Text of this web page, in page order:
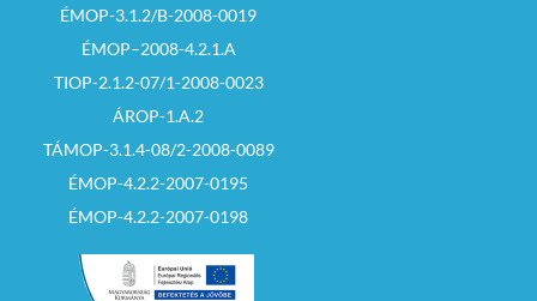
ÉMOP-3.1.2/B-2008-0019
ÉMOP–2008-4.2.1.A
TIOP-2.1.2-07/1-2008-0023
ÁROP-1.A.2
TÁMOP-3.1.4-08/2-2008-0089
ÉMOP-4.2.2-2007-0195
ÉMOP-4.2.2-2007-0198